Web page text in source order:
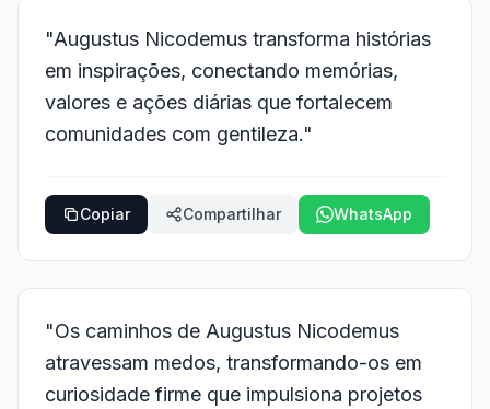
"Augustus Nicodemus transforma histórias
em inspirações, conectando memórias,
valores e ações diárias que fortalecem
comunidades com gentileza."
Copiar Compartilhar WhatsApp
"Os caminhos de Augustus Nicodemus
atravessam medos, transformando-os em
curiosidade firme que impulsiona projetos